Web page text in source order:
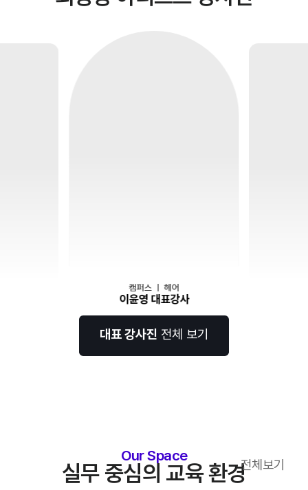
캠퍼스 ｜ 헤어
이윤영 대표강사
대표 강사진 전체 보기
Our Space
실무 중심의 교육 환경전체보기